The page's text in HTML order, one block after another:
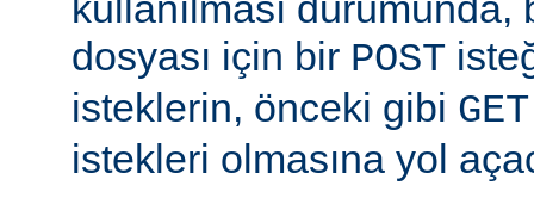
dosyası için bir POST
isteklerin, önceki gibi GET
istekleri olmasına yol